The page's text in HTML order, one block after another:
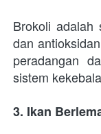
Brokoli adalah
dan
peradangan
sistem
3. Ikan